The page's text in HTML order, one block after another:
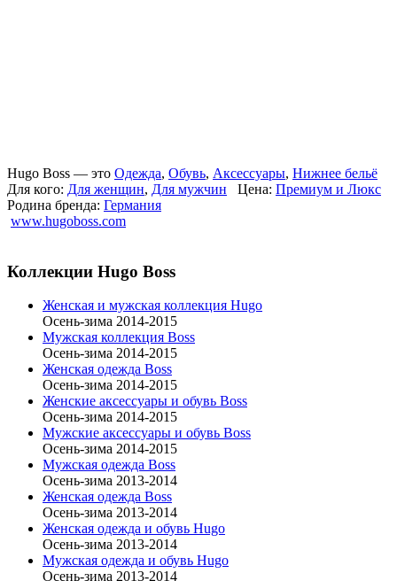
Hugo Boss — это Одежда, Обувь, Аксессуары, Нижнее бельё
Для кого: Для женщин, Для мужчин Цена: Премиум и Люкс
Родина бренда: Германия
www.hugoboss.com
Коллекции Hugo Boss
Женская и мужская коллекция Hugo
Осень-зима 2014-2015
Мужская коллекция Boss
Осень-зима 2014-2015
Женская одежда Boss
Осень-зима 2014-2015
Женские аксессуары и обувь Boss
Осень-зима 2014-2015
Мужские аксессуары и обувь Boss
Осень-зима 2014-2015
Мужская одежда Boss
Осень-зима 2013-2014
Женская одежда Boss
Осень-зима 2013-2014
Женская одежда и обувь Hugo
Осень-зима 2013-2014
Мужская одежда и обувь Hugo
Осень-зима 2013-2014